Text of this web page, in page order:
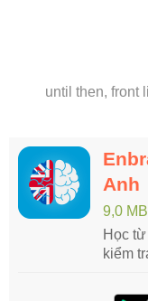
until then, front
Anh
9,0 MB
Học
kiểm